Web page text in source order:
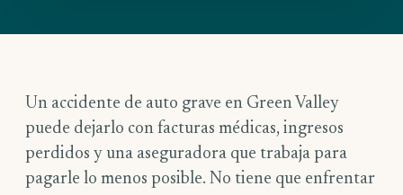
Un accidente de auto grave en Green Valley
puede dejarlo con facturas médicas, ingresos
perdidos y una aseguradora que trabaja para
pagarle lo menos posible. No tiene que enfrentar